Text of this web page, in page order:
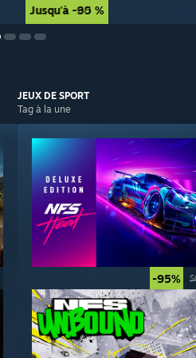
Jusqu'à -90 %
Jusqu'à -85 %
JEUX DE SPORT
Tag à la une
-95%